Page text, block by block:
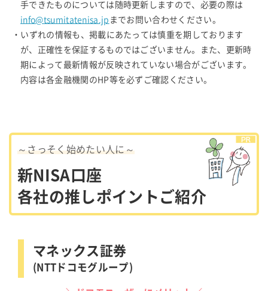
手できたものについては随時更新しますので、必要の際は
info@tsumitatenisa.jp までお問い合わせください。
・いずれの情報も、掲載にあたっては慎重を期しております
が、正確性を保証するものではございません。また、更新時
期によって最新情報が反映されていない場合がございます。
内容は各金融機関のHP等を必ずご確認ください。
～さっそく始めたい人に～
新NISA口座
各社の推しポイントご紹介
マネックス証券
(NTTドコモグループ)